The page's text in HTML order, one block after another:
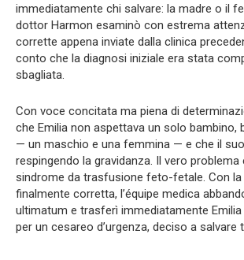
immediatamente chi salvare: la madre o il
dottor Harmon esaminò con estrema
corrette appena inviate dalla clinica
conto che la diagnosi iniziale era stata
sbagliata.
Con voce concitata ma piena di
che Emilia non aspettava un solo bambino,
— un maschio e una femmina — e che il
respingendo la gravidanza. Il vero problema
sindrome da trasfusione feto-fetale. Con la
finalmente corretta, l’équipe medica
ultimatum e trasferì immediatamente
per un cesareo d’urgenza, deciso a salvare